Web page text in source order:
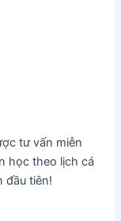
tư vấn miễn
học theo lịch cá
đầu tiên!